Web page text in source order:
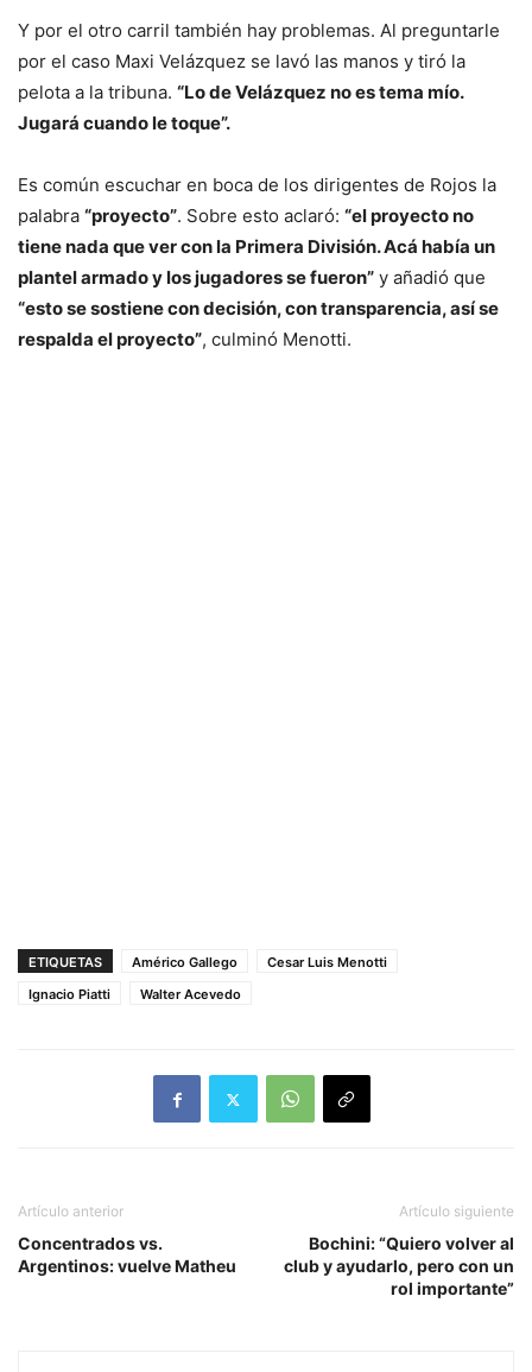
Y por el otro carril también hay problemas. Al preguntarle
por el caso Maxi Velázquez se lavó las manos y tiró la
pelota a la tribuna. “Lo de Velázquez no es tema mío.
Jugará cuando le toque”.
Es común escuchar en boca de los dirigentes de Rojos la
palabra “proyecto”. Sobre esto aclaró: “el proyecto no
tiene nada que ver con la Primera División. Acá había un
plantel armado y los jugadores se fueron” y añadió que
“esto se sostiene con decisión, con transparencia, así se
respalda el proyecto”, culminó Menotti.
ETIQUETAS Américo Gallego
Cesar Luis Menotti
Ignacio Piatti
Walter Acevedo
Artículo anterior
Concentrados vs.
Argentinos: vuelve Matheu
Artículo siguiente
Bochini: “Quiero volver al
club y ayudarlo, pero con un
rol importante”